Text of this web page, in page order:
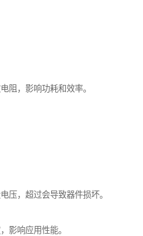
阻，影响功耗和效率。
压，超过会导致器件损坏。
影响应用性能。